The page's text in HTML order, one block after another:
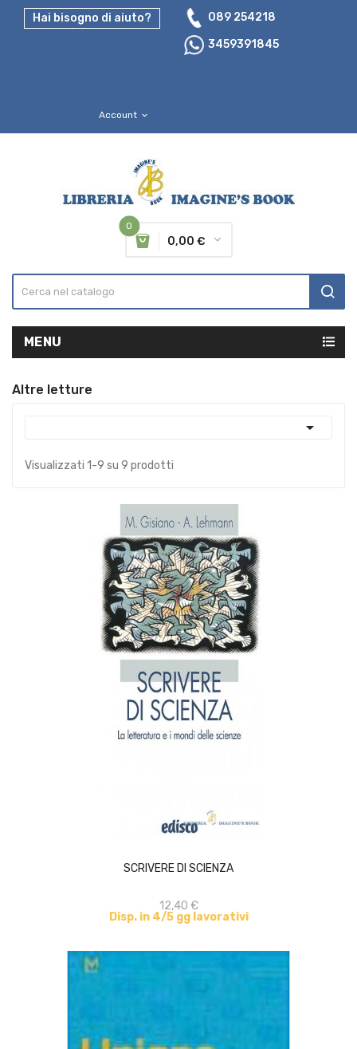
Hai bisogno di aiuto?
089 254218
3459391845
Account expand_more
0
0,00 €
MENU
Altre letture

Visualizzati 1-9 su 9 prodotti
SCRIVERE DI SCIENZA
12,40 €
Disp. in 4/5 gg lavorativi
ACQUISTA